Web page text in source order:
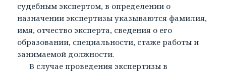
судебным экспертом, в определении о
назначении экспертизы указываются фамилия,
имя, отчество эксперта, сведения о его
образовании, специальности, стаже работы и
занимаемой должности.
В случае проведения экспертизы в